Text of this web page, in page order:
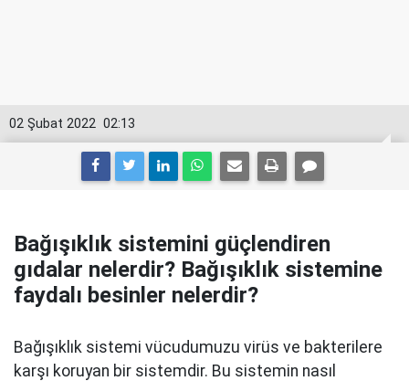
02:13
02 Şubat 2022
Bağışıklık sistemini güçlendiren
gıdalar nelerdir? Bağışıklık sistemine
faydalı besinler nelerdir?
Bağışıklık sistemi vücudumuzu virüs ve bakterilere
karşı koruyan bir sistemdir. Bu sistemin nasıl